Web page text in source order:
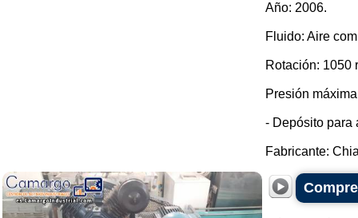
Año: 2006.
Fluido: Aire
Rotación: 1050
Presión
- Depósito para
Fabricante: